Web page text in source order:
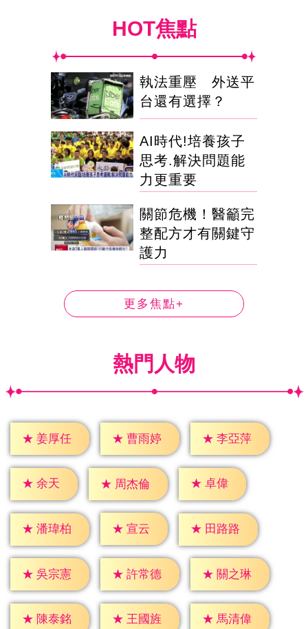
HOT焦點
執法重壓 外送平
台還有選擇？
AI時代!培養孩子
思考.解決問題能
力更重要
關節危機！醫籲完
整配方才有關鍵守
護力
更多焦點+
熱門人物
★ 姜厚任 ★ 曹雨婷 ★ 李亞萍
★ 余天 ★ 周杰倫 ★ 卓偉
★ 潘瑋柏 ★ 宣云 ★ 田路路
★ 吳宗憲 ★ 許常德 ★ 關之琳
★ 陳泰銘 ★ 王國旌 ★ 馬清偉